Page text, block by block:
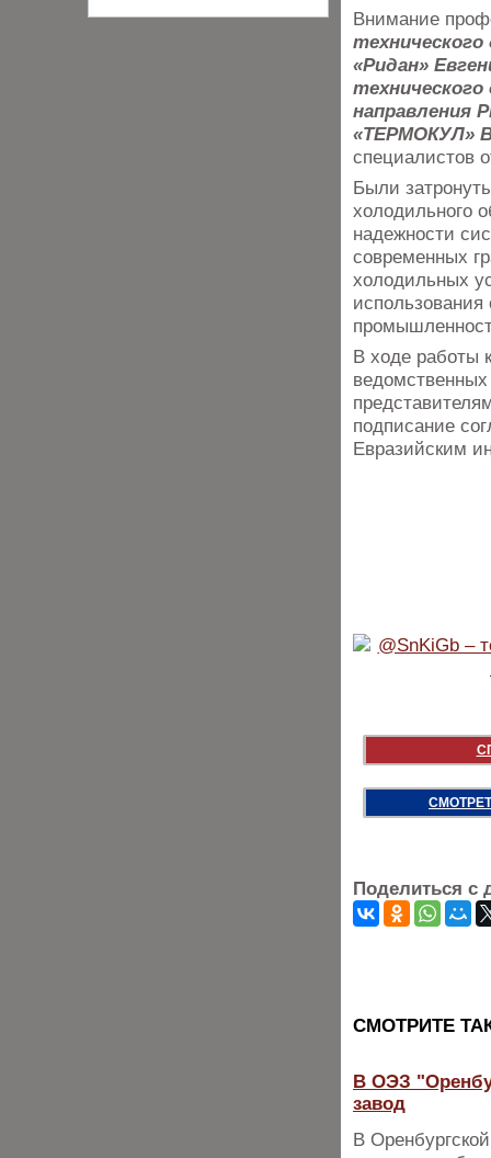
Внимание
«Ридан»
направления
«ТЕРМОКУЛ»
специалистов
Были
холодильного
надежности
современных
холодильных
В ходе работы
подписание
Евразийским
Поделиться с
CМОТРИТЕ
В ОЭЗ
завод
В